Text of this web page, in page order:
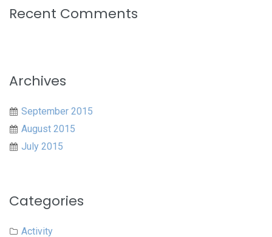
Recent Comments
Archives
September 2015
August 2015
July 2015
Categories
Activity